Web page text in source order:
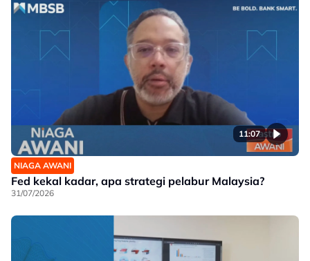
11:07
NIAGA AWANI
Fed kekal kadar, apa strategi pelabur Malaysia?
31/07/2026